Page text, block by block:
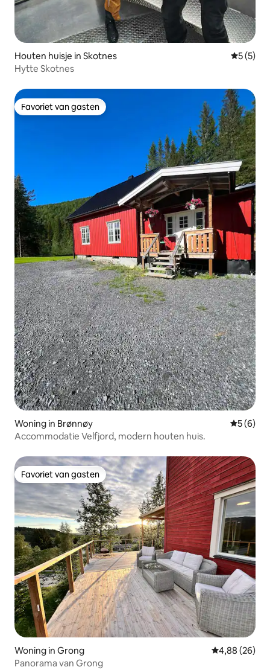
Houten huisje in Skotnes
5 (5)
Hytte Skotnes
Favoriet van gasten
Favoriet van gasten
Woning in Brønnøy
5 (6)
Accommodatie Velfjord, modern houten huis.
Favoriet van gasten
Favoriet van gasten
Woning in Grong Gemiddelde
4,88 (26)
Panorama van Grong